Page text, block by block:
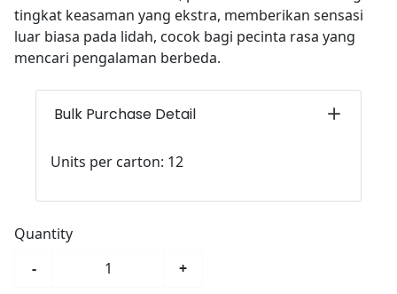
tingkat keasaman yang ekstra, memberikan sensasi
luar biasa pada lidah, cocok bagi pecinta rasa yang
mencari pengalaman berbeda.
Bulk Purchase Detail
Units per carton: 12
Quantity
-
+